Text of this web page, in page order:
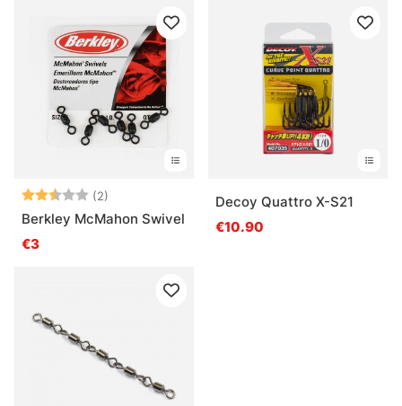
Beoordeling:
(2)
Berkley McMahon Swivel
€3
Decoy Quattro X-S21
€10.90